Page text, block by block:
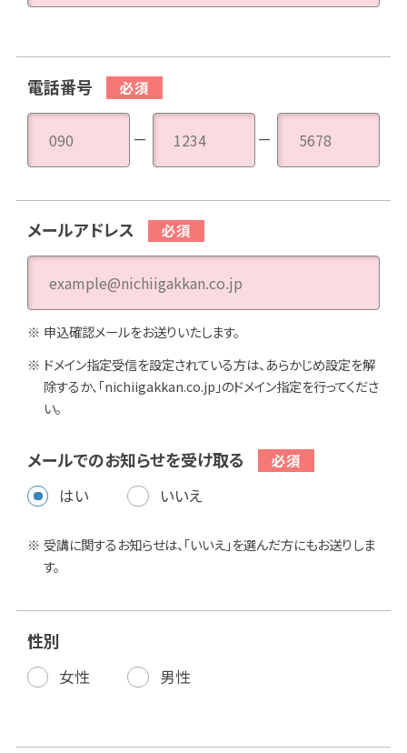
電話番号
－ －
メールアドレス
申込確認メールをお送りいたします。
ドメイン指定受信を設定されている方は、あらかじめ設定を解
除するか、「nichiigakkan.co.jp」のドメイン指定を行ってくださ
い。
メールでのお知らせを受け取る
はい いいえ
受講に関するお知らせは、「いいえ」を選んだ方にもお送りしま
す。
性別
女性 男性